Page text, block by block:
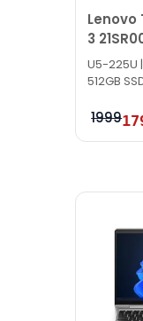
Lenovo
3
U5-225U |
512GB
1999